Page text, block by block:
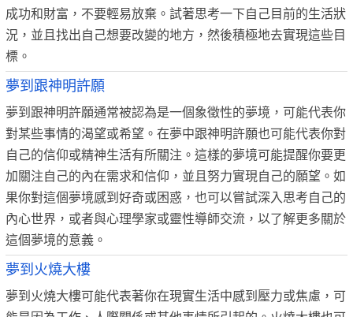
成功和財富，不要輕易放棄。試著思考一下自己目前的生活狀
況，並且找出自己想要改變的地方，然後積極地去實現這些目
標。
夢到跟神明許願
夢到跟神明許願通常被認為是一個象徵性的夢境，可能代表你
對某些事情的渴望或希望。在夢中跟神明許願也可能代表你對
自己的信仰或精神生活有所關注。這樣的夢境可能提醒你要更
加關注自己的內在需求和信仰，並且努力實現自己的願望。如
果你對這個夢境感到好奇或困惑，也可以嘗試深入思考自己的
內心世界，或者與心理學家或靈性導師交流，以了解更多關於
這個夢境的意義。
夢到火燒大樓
夢到火燒大樓可能代表著你在現實生活中感到壓力或焦慮，可